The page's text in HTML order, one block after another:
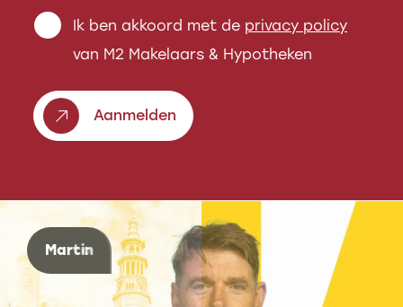
Ik ben akkoord met de privacy policy
van M2 Makelaars & Hypotheken
Aanmelden
field
empty.
Eric
Martin
Marco
Rogier
Eric
Martin